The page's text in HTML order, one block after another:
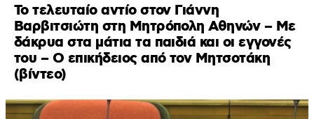
Το τελευταίο αντίο στον Γιάννη
Βαρβιτσιώτη στη Μητρόπολη Αθηνών – Με
δάκρυα στα μάτια τα παιδιά και οι εγγονές
του – Ο επικήδειος από τον Μητσοτάκη
(βίντεο)